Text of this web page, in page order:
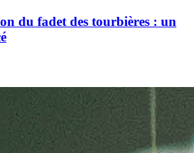
du fadet des tourbières : un